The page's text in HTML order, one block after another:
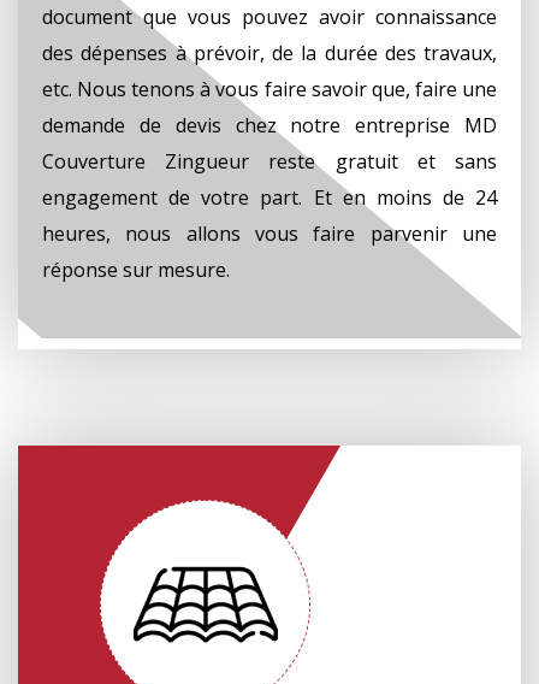
document que vous pouvez avoir connaissance
des dépenses à prévoir, de la durée des travaux,
etc. Nous tenons à vous faire savoir que, faire une
demande de devis chez notre entreprise MD
Couverture Zingueur reste gratuit et sans
engagement de votre part. Et en moins de 24
heures, nous allons vous faire parvenir une
réponse sur mesure.